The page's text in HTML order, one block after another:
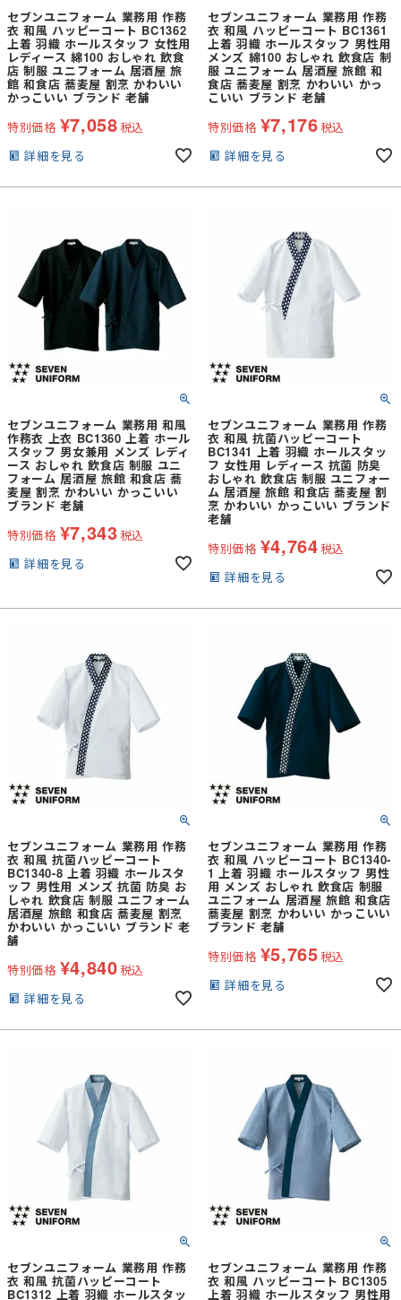
セブンユニフォーム 業務用 作務
衣 和風 ハッピーコート BC1362
上着 羽織 ホールスタッフ 女性用
レディース 綿100 おしゃれ 飲食
店 制服 ユニフォーム 居酒屋 旅
館 和食店 蕎麦屋 割烹 かわいい
かっこいい ブランド 老舗
特別価格 ¥7,058税込
詳細を見る
セブンユニフォーム 業務用 作務
衣 和風 ハッピーコート BC1361
上着 羽織 ホールスタッフ 男性用
メンズ 綿100 おしゃれ 飲食店 制
服 ユニフォーム 居酒屋 旅館 和
食店 蕎麦屋 割烹 かわいい かっ
こいい ブランド 老舗
特別価格 ¥7,176税込
詳細を見る
セブンユニフォーム 業務用 和風
作務衣 上衣 BC1360 上着 ホール
スタッフ 男女兼用 メンズ レディ
ース おしゃれ 飲食店 制服 ユニ
フォーム 居酒屋 旅館 和食店 蕎
麦屋 割烹 かわいい かっこいい
ブランド 老舗
特別価格 ¥7,343税込
詳細を見る
セブンユニフォーム 業務用 作務
衣 和風 抗菌ハッピーコート
BC1341 上着 羽織 ホールスタッ
フ 女性用 レディース 抗菌 防臭
おしゃれ 飲食店 制服 ユニフォー
ム 居酒屋 旅館 和食店 蕎麦屋 割
烹 かわいい かっこいい ブランド
老舗
特別価格 ¥4,764税込
詳細を見る
セブンユニフォーム 業務用 作務
衣 和風 抗菌ハッピーコート
BC1340-8 上着 羽織 ホールスタ
ッフ 男性用 メンズ 抗菌 防臭 お
しゃれ 飲食店 制服 ユニフォーム
居酒屋 旅館 和食店 蕎麦屋 割烹
かわいい かっこいい ブランド 老
舗
特別価格 ¥4,840税込
詳細を見る
セブンユニフォーム 業務用 作務
衣 和風 ハッピーコート BC1340-
1 上着 羽織 ホールスタッフ 男性
用 メンズ おしゃれ 飲食店 制服
ユニフォーム 居酒屋 旅館 和食店
蕎麦屋 割烹 かわいい かっこいい
ブランド 老舗
特別価格 ¥5,765税込
詳細を見る
セブンユニフォーム 業務用 作務
衣 和風 抗菌ハッピーコート
BC1312 上着 羽織 ホールスタッ
セブンユニフォーム 業務用 作務
衣 和風 ハッピーコート BC1305
上着 羽織 ホールスタッフ 男性用